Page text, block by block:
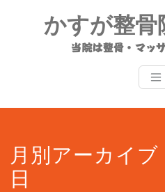
ス
かすが整骨
当院は整骨・マッ
月別アーカイ
日